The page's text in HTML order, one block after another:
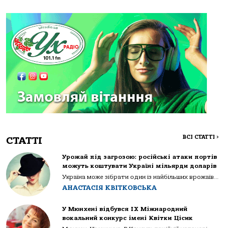
СТАТТІ ВСІ СТАТТІ >
Урожай під загрозою: російські атаки портів
можуть коштувати Україні мільярди доларів
Україна може зібрати один із найбільших врожаїв...
АНАСТАСІЯ КВІТКОВСЬКА
У Мюнхені відбувся IX Міжнародний
вокальний конкурс імені Квітки Цісик